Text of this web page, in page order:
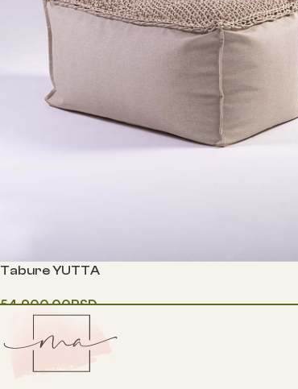
Tabure YUTTA
54,900.00RSD